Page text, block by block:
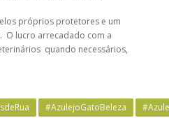
próprios protetores e um
O lucro arrecadado com a
quando necessários,
#AzulejoGatoBeleza